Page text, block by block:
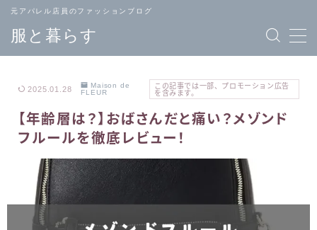
服と暮らす
元アパレル店員のファッションブログ
TOPページ
へ戻る
ブランド
レディース
ファッション
2025.01.28
Maison de
FLEUR
この記事では一部、プロモーション広告
を含みます。
【年齢層は？】おばさんだと痛い？メゾンド
フルールを徹底レビュー！